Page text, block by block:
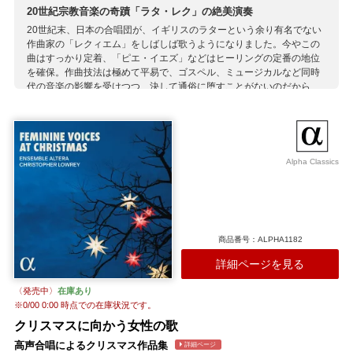
20世紀宗教音楽の奇蹟「ラタ・レク」の絶美演奏
20世紀末、日本の合唱団が、イギリスのラターという余り有名でない
作曲家の「レクィエム」をしばしば歌うようになりました。今やこの
曲はすっかり定着、「ピエ・イエズ」などはヒーリングの定番の地位
を確保。作曲技法は極めて平易で、ゴスペル、ミュージカルなど同時
代の音楽の影響を受けつつ、決して通俗に堕すことがないのだから、
今や歌唱の美しさでは敵なしの聖歌隊を起用。「レクィエム」では録
音が珍しいアンサンブル・バージョン（オルガンの暖かいサウンドが
涙物）の採用、美しいアンセムや珍しいオルガン曲の収録に、マニア
も満足です。
収録作曲家：
Alpha Classics
商品番号：ALPHA1182
詳細ページを見る
〈発売中〉 在庫あり
※0/00 0:00時点での在庫状況です。
クリスマスに向かう女性の歌
高声合唱によるクリスマス作品集 詳細ページ